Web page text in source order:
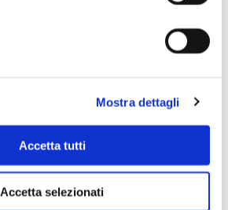
Mostra dettagli
Accetta tutti
Accetta selezionati